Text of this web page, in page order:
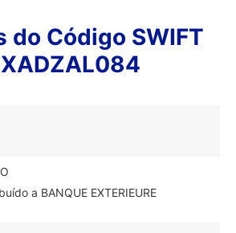
do Código SWIFT
a BANQUE EXTERIEURE